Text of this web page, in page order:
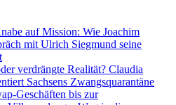
auf Mission: Wie Joachim
mit Ulrich Siegmund seine
verdrängte Realität? Claudia
Sachsens Zwangsquarantäne
Geschäften bis zur